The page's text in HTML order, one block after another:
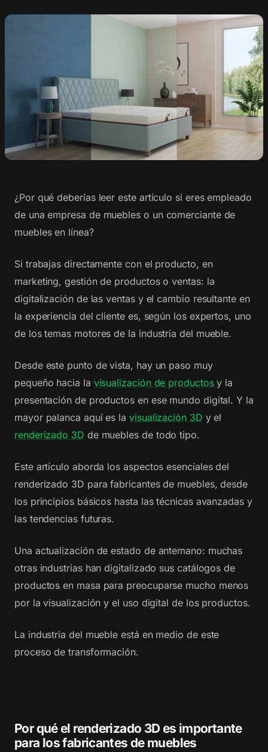
¿Por qué deberías leer este artículo si eres empleado
de una empresa de muebles o un comerciante de
muebles en línea?
Si trabajas directamente con el producto, en
marketing, gestión de productos o ventas: la
digitalización de las ventas y el cambio resultante en
la experiencia del cliente es, según los expertos, uno
de los temas motores de la industria del mueble.
Desde este punto de vista, hay un paso muy
pequeño hacia la visualización de productosy la
presentación de productos en ese mundo digital. Y la
mayor palanca aquí es la visualización 3D y el
renderizado 3D de muebles de todo tipo.
Este artículo aborda los aspectos esenciales del
renderizado 3D para fabricantes de muebles, desde
los principios básicos hasta las técnicas avanzadas y
las tendencias futuras.
Una actualización de estado de antemano: muchas
otras industrias han digitalizado sus catálogos de
productos en masa para preocuparse mucho menos
por la visualización y el uso digital de los productos.
La industria del mueble está en medio de este
proceso de transformación.
Por qué el renderizado 3D es importante
para los fabricantes de muebles